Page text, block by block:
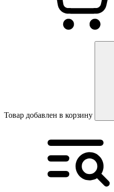
Товар добавлен в корзину